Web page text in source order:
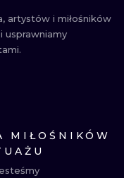
artystów i miłośników
usprawniamy
MIŁOŚNIKÓW